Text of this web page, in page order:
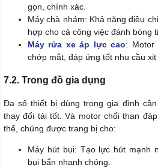
gọn, chính xác.
Máy chà nhám: Khả năng điều
hợp cho cả công việc đánh bóng
Máy rửa xe áp lực cao: Motor
chớp mắt, đáp ứng tốt nhu cầu xịt
7.2. Trong đồ gia dụng
Đa số thiết bị dùng trong gia đình
thay đổi tải tốt. Và motor chổi than
thế, chúng được trang bị cho:
Máy hút bụi: Tạo lực hút mạnh
bụi bẩn nhanh chóng.